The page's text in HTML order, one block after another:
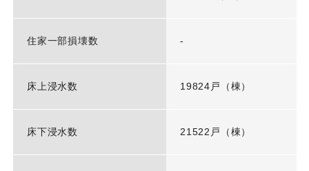
住家一部損壊数 -
床上浸水数 19824戸（棟）
床下浸水数 21522戸（棟）